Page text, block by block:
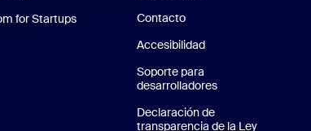
Android
for StartupsZoom for Startups
Contacto
Accesibilidad
Soporte para
desarrolladores
Declaración de
transparencia de la Ley